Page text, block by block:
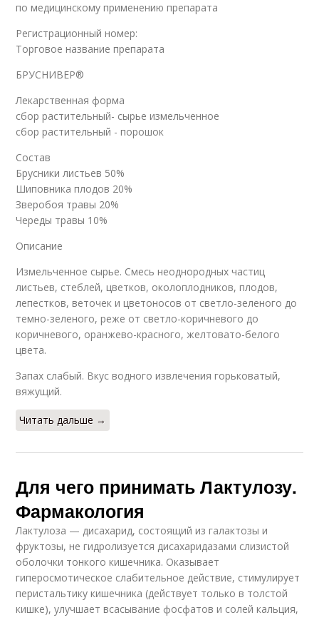
по медицинскому применению препарата
Регистрационный номер:
Торговое название препарата
БРУСНИВЕР®
Лекарственная форма
сбор растительный- сырье измельченное
сбор растительный - порошок
Состав
Брусники листьев 50%
Шиповника плодов 20%
Зверобоя травы 20%
Череды травы 10%
Описание
Измельченное сырье. Смесь неоднородных частиц
листьев, стеблей, цветков, околоплодников, плодов,
лепестков, веточек и цветоносов от светло-зеленого до
темно-зеленого, реже от светло-коричневого до
коричневого, оранжево-красного, желтовато-белого
цвета.
Запах слабый. Вкус водного извлечения горьковатый,
вяжущий.
Читать дальше →
Для чего принимать Лактулозу.
Фармакология
Лактулоза — дисахарид, состоящий из галактозы и
фруктозы, не гидролизуется дисахаридазами слизистой
оболочки тонкого кишечника. Оказывает
гиперосмотическое слабительное действие, стимулирует
перистальтику кишечника (действует только в толстой
кишке), улучшает всасывание фосфатов и солей кальция,